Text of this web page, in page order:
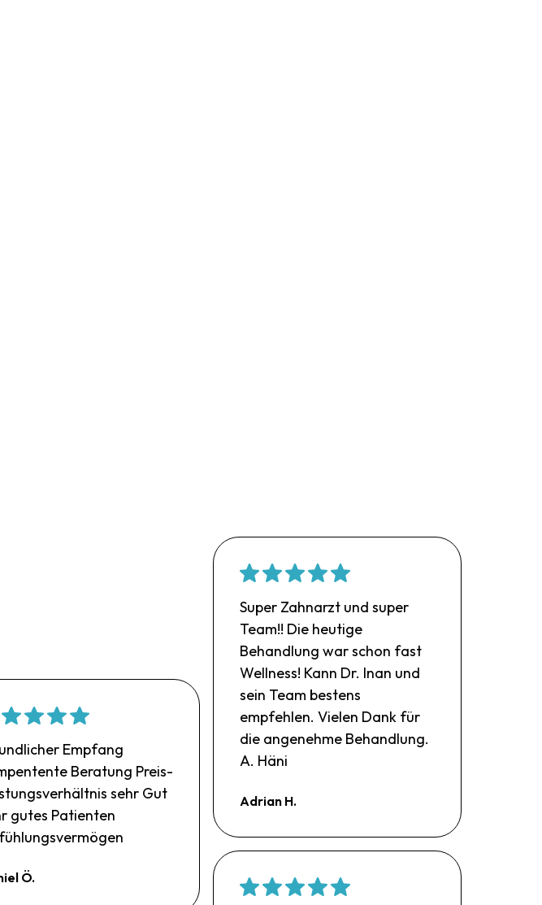
Empfang
Beratung Preis-
sehr Gut
gutes Patienten
Ö.
Super Zahnarzt und super
Team!! Die heutige
Behandlung war schon fast
Wellness! Kann Dr. Inan und
sein Team bestens
empfehlen. Vielen Dank für
die angenehme Behandlung.
A. Häni
Adrian H.